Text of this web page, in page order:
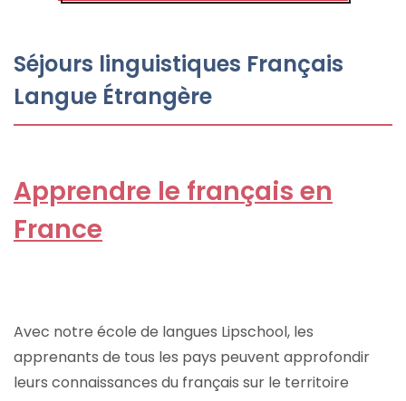
Séjours linguistiques Français
Langue Étrangère
Apprendre le français en
France
Avec notre école de langues Lipschool, les
apprenants de tous les pays peuvent approfondir
leurs connaissances du français sur le territoire